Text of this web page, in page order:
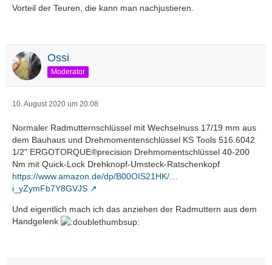
Vorteil der Teuren, die kann man nachjustieren.
Ossi
Moderator
10. August 2020 um 20:08
Normaler Radmutternschlüssel mit Wechselnuss 17/19 mm aus
dem Bauhaus und Drehmomentenschlüssel KS Tools 516.6042
1/2" ERGOTORQUE®precision Drehmomentschlüssel 40-200
Nm mit Quick-Lock Drehknopf-Umsteck-Ratschenkopf
https://www.amazon.de/dp/B00OIS21HK/…
i_yZymFb7Y8GVJS
Und eigentlich mach ich das anziehen der Radmuttern aus dem
Handgelenk